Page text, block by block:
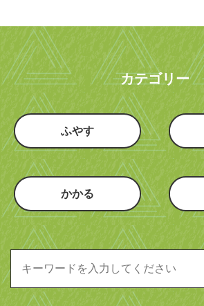
カテゴリー
ふやす
かかる